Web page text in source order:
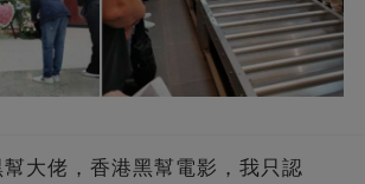
大佬，香港黑幫電影，我只認